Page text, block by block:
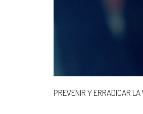
PREVENIR Y ERRADICAR